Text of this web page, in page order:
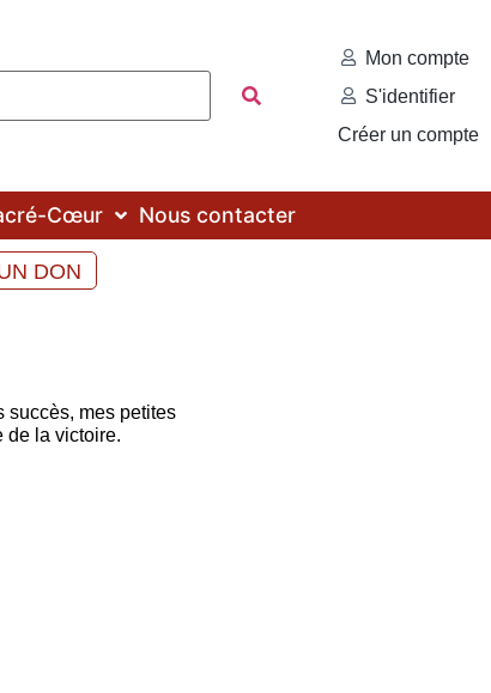
Mon compte
S'identifier
Créer un compte
Cœur Nous contacter
DON
succès, mes petites
de la victoire.